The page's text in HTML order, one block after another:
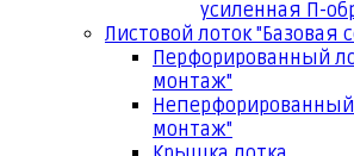
усиленная П-
Листовой лоток "Базовая
Перфорированный
монтаж"
монтаж"